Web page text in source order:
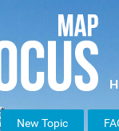
New Topic